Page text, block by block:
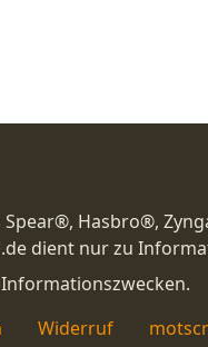
Hasbro®,
dient nur zu
Widerruf